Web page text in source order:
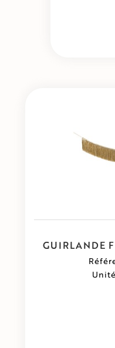
GUIRLANDE